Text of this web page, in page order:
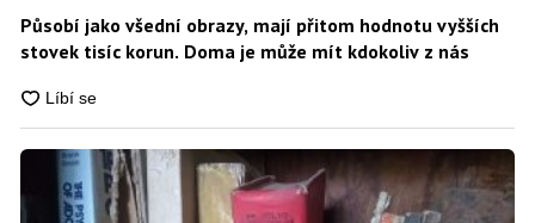
Působí jako všední obrazy, mají přitom hodnotu vyšších
stovek tisíc korun. Doma je může mít kdokoliv z nás